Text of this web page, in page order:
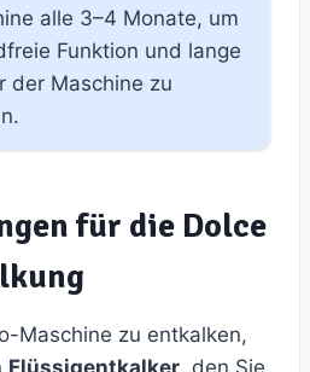
alle 3–4 Monate, um
Funktion und lange
der Maschine zu
für die Dolce
Maschine zu entkalken,